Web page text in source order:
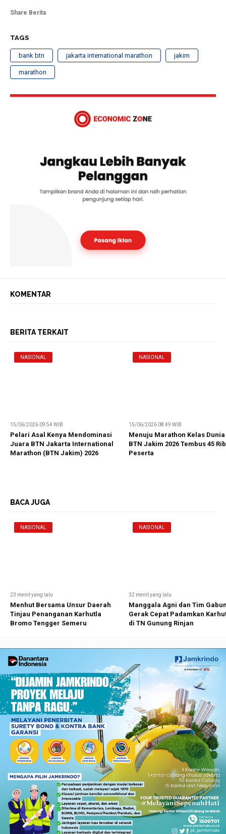
Share Berita
TAGS
bank btn jakarta international marathon jakim
marathon
KOMENTAR
BERITA TERKAIT
NASIONAL
15/06/2026 09:54 WIB
Pelari Asal Kenya Mendominasi
Juara BTN Jakarta International
Marathon (BTN Jakim) 2026
NASIONAL
15/06/2026 08:49 WIB
Menuju Marathon Kelas Dunia
BTN Jakim 2026 Tembus 45
Peserta
BACA JUGA
NASIONAL
23 menit yang lalu
Menhut Bersama Unsur Daerah
Tinjau Penanganan Karhutla
Bromo Tengger Semeru
NASIONAL
32 menit yang lalu
Manggala Agni dan Tim
Gerak Cepat Padamkan
di TN Gunung Rinjan